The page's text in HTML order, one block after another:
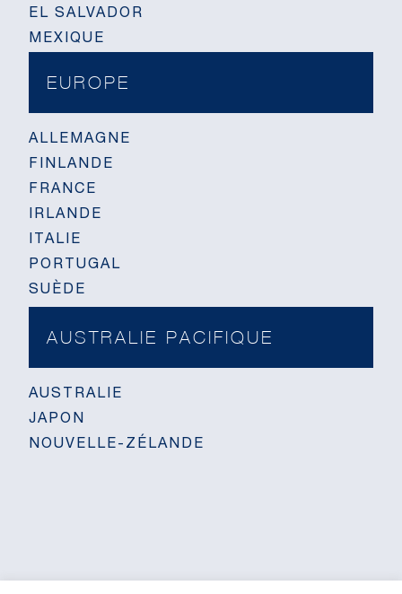
EL SALVADOR
MEXIQUE
EUROPE
ALLEMAGNE
FINLANDE
FRANCE
IRLANDE
ITALIE
PORTUGAL
SUÈDE
AUSTRALIE PACIFIQUE
AUSTRALIE
JAPON
NOUVELLE-ZÉLANDE